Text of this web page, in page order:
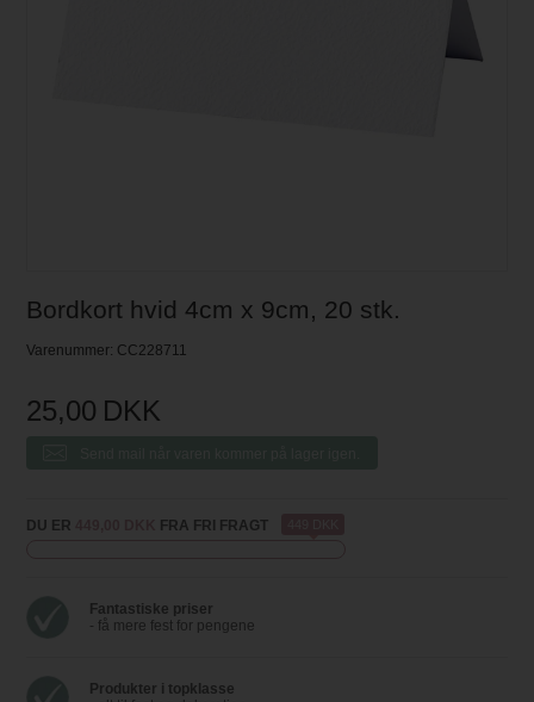
Bordkort hvid 4cm x 9cm, 20 stk.
Varenummer: CC228711
25,00 DKK
DU ER FRA FRI FRAGT
Fantastiske priser
- få mere fest for pengene
Produkter i topklasse